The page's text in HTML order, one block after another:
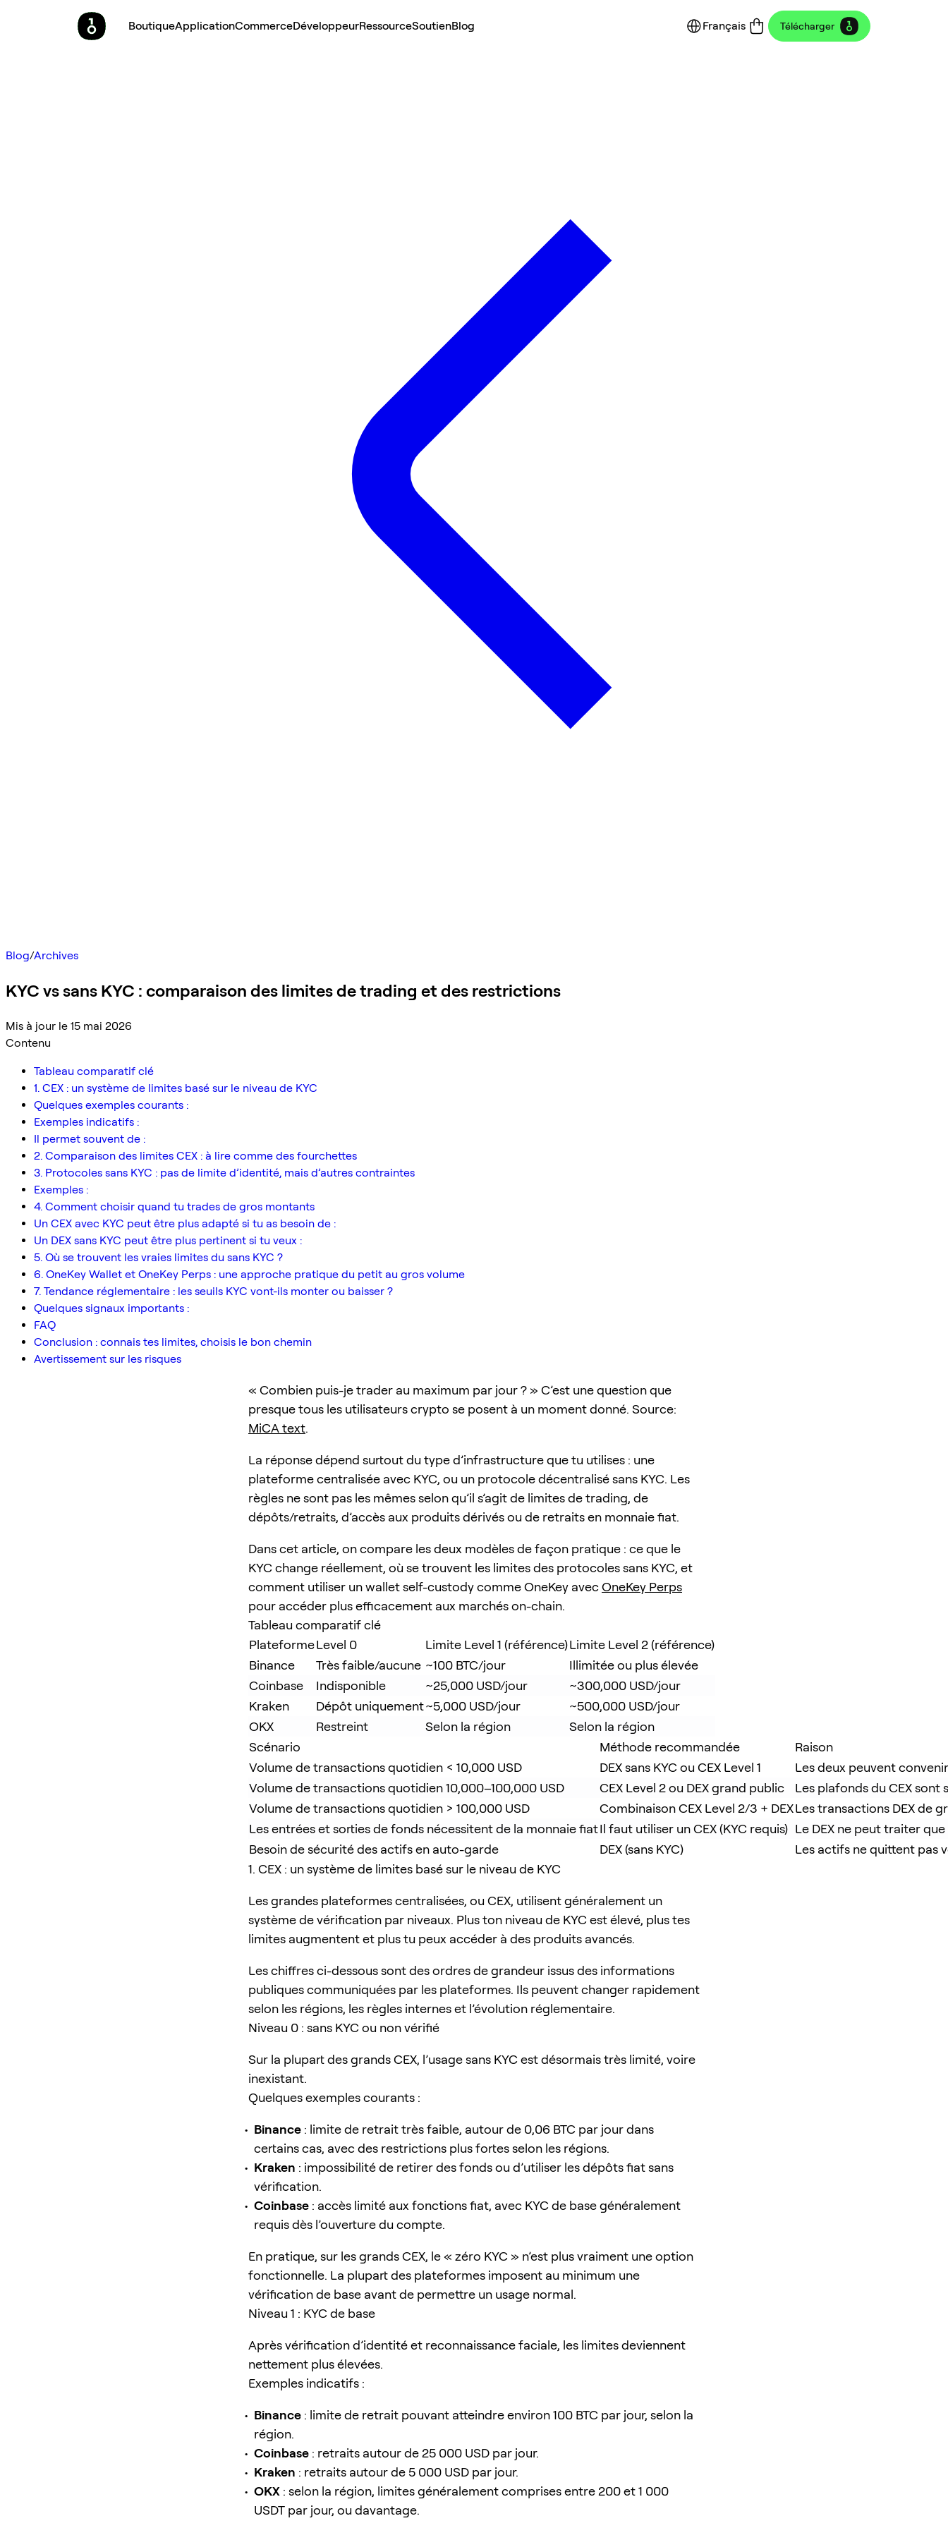
BoutiqueApplicationCommerceDéveloppeurRessourceSoutienBlog Français Télécharger
Blog/Archives
KYC vs sans KYC : comparaison des limites de trading et des restrictions
Mis à jour le 15 mai 2026
Contenu
Tableau comparatif clé
1. CEX : un système de limites basé sur le niveau de KYC
Quelques exemples courants :
Exemples indicatifs :
Il permet souvent de :
2. Comparaison des limites CEX : à lire comme des fourchettes
3. Protocoles sans KYC : pas de limite d’identité, mais d’autres contraintes
Exemples :
4. Comment choisir quand tu trades de gros montants
Un CEX avec KYC peut être plus adapté si tu as besoin de :
Un DEX sans KYC peut être plus pertinent si tu veux :
5. Où se trouvent les vraies limites du sans KYC ?
6. OneKey Wallet et OneKey Perps : une approche pratique du petit au gros volume
7. Tendance réglementaire : les seuils KYC vont-ils monter ou baisser ?
Quelques signaux importants :
FAQ
Conclusion : connais tes limites, choisis le bon chemin
Avertissement sur les risques
« Combien puis-je trader au maximum par jour ? » C’est une question que
presque tous les utilisateurs crypto se posent à un moment donné. Source:
MiCA text.
La réponse dépend surtout du type d’infrastructure que tu utilises : une
plateforme centralisée avec KYC, ou un protocole décentralisé sans KYC. Les
règles ne sont pas les mêmes selon qu’il s’agit de limites de trading, de
dépôts/retraits, d’accès aux produits dérivés ou de retraits en monnaie fiat.
Dans cet article, on compare les deux modèles de façon pratique : ce que le
KYC change réellement, où se trouvent les limites des protocoles sans KYC, et
comment utiliser un wallet self-custody comme OneKey avecOneKey Perps
pour accéder plus efficacement aux marchés on-chain.
Tableau comparatif clé
PlateformeLevel 0 Limite Level 1 (référence)Limite Level 2 (référence)
Binance
Très faible/aucune ~100 BTC/jour
Illimitée ou plus élevée
Coinbase
Indisponible ~25,000 USD/jour
~300,000 USD/jour
Kraken
Dépôt uniquement~5,000 USD/jour
~500,000 USD/jour
OKX
Restreint Selon la région
Selon la région
Scénario
Méthode recommandée
Raison
Volume de transactions quotidien < 10,000 USD
DEX sans KYC ou CEX Level 1
Les deux peuvent
Volume de transactions quotidien 10,000–100,000 USD
CEX Level 2 ou DEX grand public
Les plafonds du CEX sont
Volume de transactions quotidien > 100,000 USD
Combinaison CEX Level 2/3 + DEXLes transactions DEX de
Les entrées et sorties de fonds nécessitent de la monnaie fiatIl faut utiliser un CEX (KYC requis) Le DEX ne peut traiter
Besoin de sécurité des actifs en auto-garde
DEX (sans KYC)
Les actifs ne quittent pas
1. CEX : un système de limites basé sur le niveau de KYC
Les grandes plateformes centralisées, ou CEX, utilisent généralement un
système de vérification par niveaux. Plus ton niveau de KYC est élevé, plus tes
limites augmentent et plus tu peux accéder à des produits avancés.
Les chiffres ci-dessous sont des ordres de grandeur issus des informations
publiques communiquées par les plateformes. Ils peuvent changer rapidement
selon les régions, les règles internes et l’évolution réglementaire.
Niveau 0 : sans KYC ou non vérifié
Sur la plupart des grands CEX, l’usage sans KYC est désormais très limité, voire
inexistant.
Quelques exemples courants :
Binance : limite de retrait très faible, autour de 0,06 BTC par jour dans
certains cas, avec des restrictions plus fortes selon les régions.
Kraken : impossibilité de retirer des fonds ou d’utiliser les dépôts fiat sans
vérification.
Coinbase : accès limité aux fonctions fiat, avec KYC de base généralement
requis dès l’ouverture du compte.
En pratique, sur les grands CEX, le « zéro KYC » n’est plus vraiment une option
fonctionnelle. La plupart des plateformes imposent au minimum une
vérification de base avant de permettre un usage normal.
Niveau 1 : KYC de base
Après vérification d’identité et reconnaissance faciale, les limites deviennent
nettement plus élevées.
Exemples indicatifs :
Binance : limite de retrait pouvant atteindre environ 100 BTC par jour, selon la
région.
Coinbase : retraits autour de 25 000 USD par jour.
Kraken : retraits autour de 5 000 USD par jour.
OKX : selon la région, limites généralement comprises entre 200 et 1 000
USDT par jour, ou davantage.